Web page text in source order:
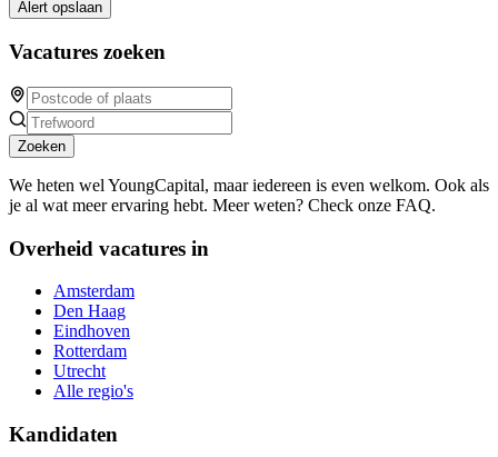
Alert opslaan
Vacatures zoeken
Zoeken
We heten wel YoungCapital, maar iedereen is even welkom. Ook als
je al wat meer ervaring hebt. Meer weten? Check onze FAQ.
Overheid vacatures in
Amsterdam
Den Haag
Eindhoven
Rotterdam
Utrecht
Alle regio's
Kandidaten